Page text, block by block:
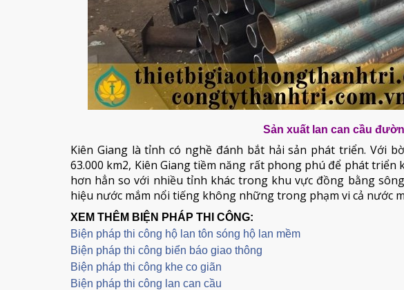
Sản xuất lan can cầu
Kiên Giang là tỉnh có nghề đánh bắt hải sản phát triển. Với
63.000 km2, Kiên Giang tiềm năng rất phong phú để phát
hơn hẳn so với nhiều tỉnh khác trong khu vực đồng bằng
hiệu nước mắm nổi tiếng không những trong phạm vi cả nước
XEM THÊM BIỆN PHÁP THI CÔNG:
Biện pháp thi công hộ lan tôn sóng hộ lan mềm
Biện pháp thi công biển báo giao thông
Biện pháp thi công khe co giãn
Biện pháp thi công lan can cầu